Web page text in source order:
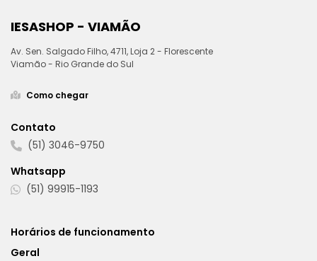
IESASHOP - VIAMÃO
Av. Sen. Salgado Filho, 4711, Loja 2 - Florescente
Viamão - Rio Grande do Sul
Como chegar
Contato
(51) 3046-9750
Whatsapp
(51) 99915-1193
Horários de funcionamento
Geral